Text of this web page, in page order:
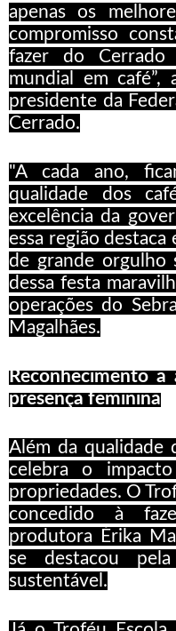
apenas os
compromisso
fazer do Cerrado
mundial em café”,
presidente da
Cerrado.
"A cada ano,
qualidade dos
excelência da
essa região
de grande orgulho
dessa festa
operações do
Magalhães.
Reconhecimento
presença feminina
Além da qualidade
celebra o
propriedades. O
concedido à
produtora Érika
se destacou
sustentável.